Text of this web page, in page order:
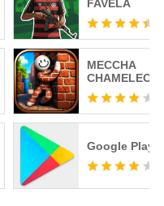
FAVELA
MECCHA
CHAMELEON
Google Play